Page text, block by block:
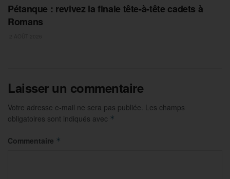
Pétanque : revivez la finale tête-à-tête cadets à
Romans
Laisser un commentaire
Votre adresse e-mail ne sera pas publiée. Les champs
obligatoires sont indiqués avec *
Commentaire *